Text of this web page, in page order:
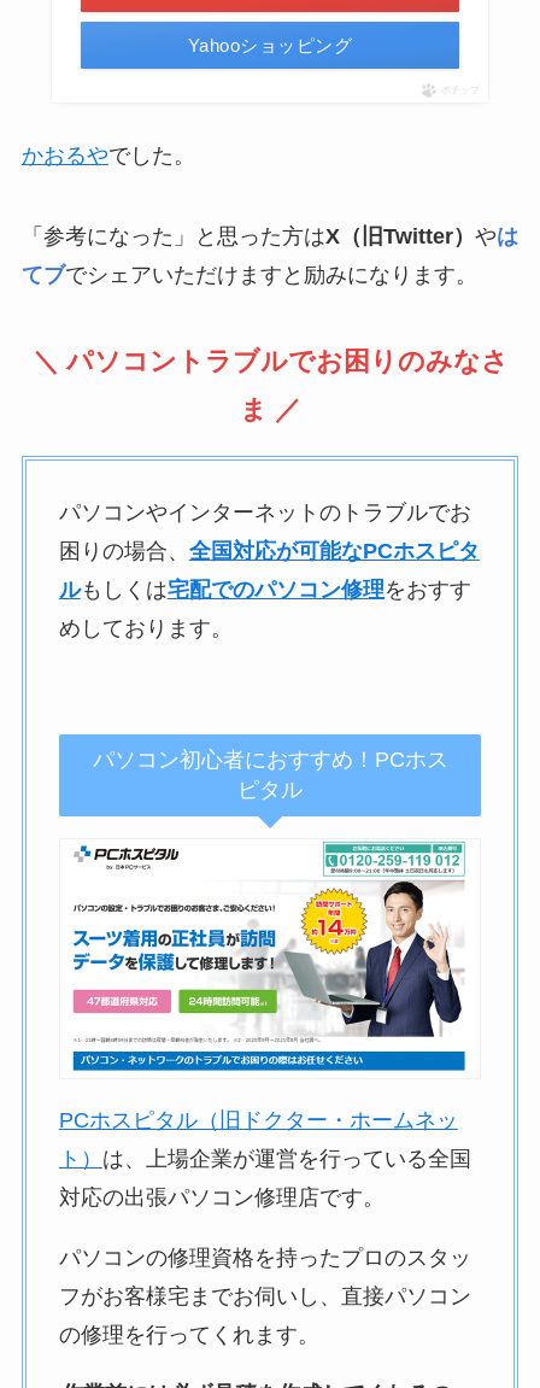
Yahooショッピング
ポチップ
かおるやでした。
「参考になった」と思った方はX（旧Twitter） やは
てブでシェアいただけますと励みになります。
＼ パソコントラブルでお困りのみなさ
ま ／
パソコンやインターネットのトラブルでお
困りの場合、 全国対応が可能なPCホスピタ
ルもしくは宅配でのパソコン修理をおすす
めしております。
パソコン初心者におすすめ！PCホス
ピタル
PCホスピタル（旧ドクター・ホームネッ
ト） は、上場企業が運営を行っている全国
対応の出張パソコン修理店です。
パソコンの修理資格を持ったプロのスタッ
フがお客様宅までお伺いし、直接パソコン
の修理を行ってくれます。